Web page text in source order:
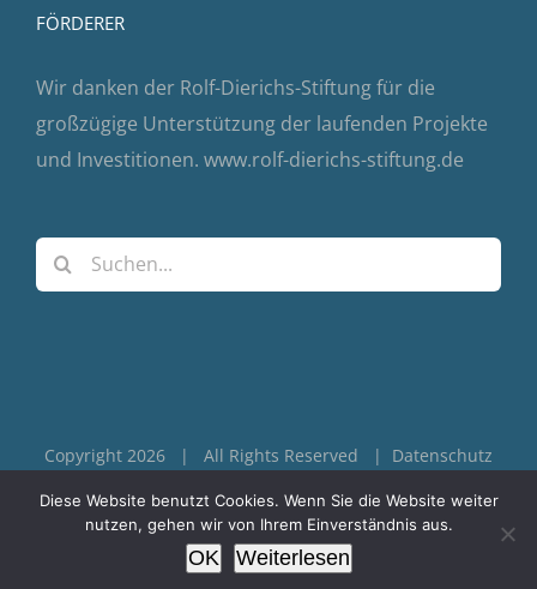
FÖRDERER
Wir danken der Rolf-Dierichs-Stiftung für die
großzügige Unterstützung der laufenden Projekte
und Investitionen. www.rolf-dierichs-stiftung.de
Suche
nach:
Copyright 2026 | All Rights Reserved | Datenschutz
FacebookInstagramYouTube
Diese Website benutzt Cookies. Wenn Sie die Website weiter
nutzen, gehen wir von Ihrem Einverständnis aus.
OK Weiterlesen